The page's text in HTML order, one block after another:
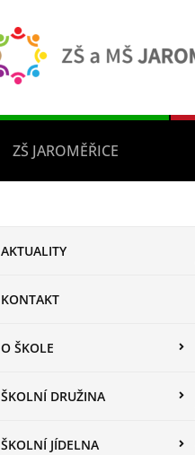
ZŠ JAROMĚŘICE
AKTUALITY
KONTAKT
O ŠKOLE
ŠKOLNÍ DRUŽINA
ŠKOLNÍ JÍDELNA